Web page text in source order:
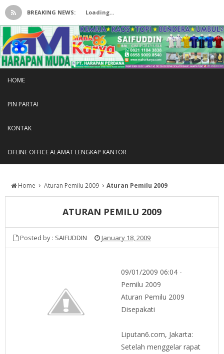
BREAKING NEWS: Loading...
HOME
PIN PARTAI
KONTAK
OFLINE OFFICE ALAMAT LENGKAP KANTOR
Home › Aturan Pemilu 2009 › Aturan Pemilu 2009
ATURAN PEMILU 2009
Posted by : SAIFUDDIN January 18, 2009
09/01/2009 06:04 -
Pemilu 2009
Aturan Pemilu 2009
Disepakati
Liputan6.com, Jakarta:
Setelah menggelar rapat